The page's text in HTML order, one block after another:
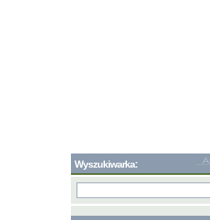
Wyszukiwarka: